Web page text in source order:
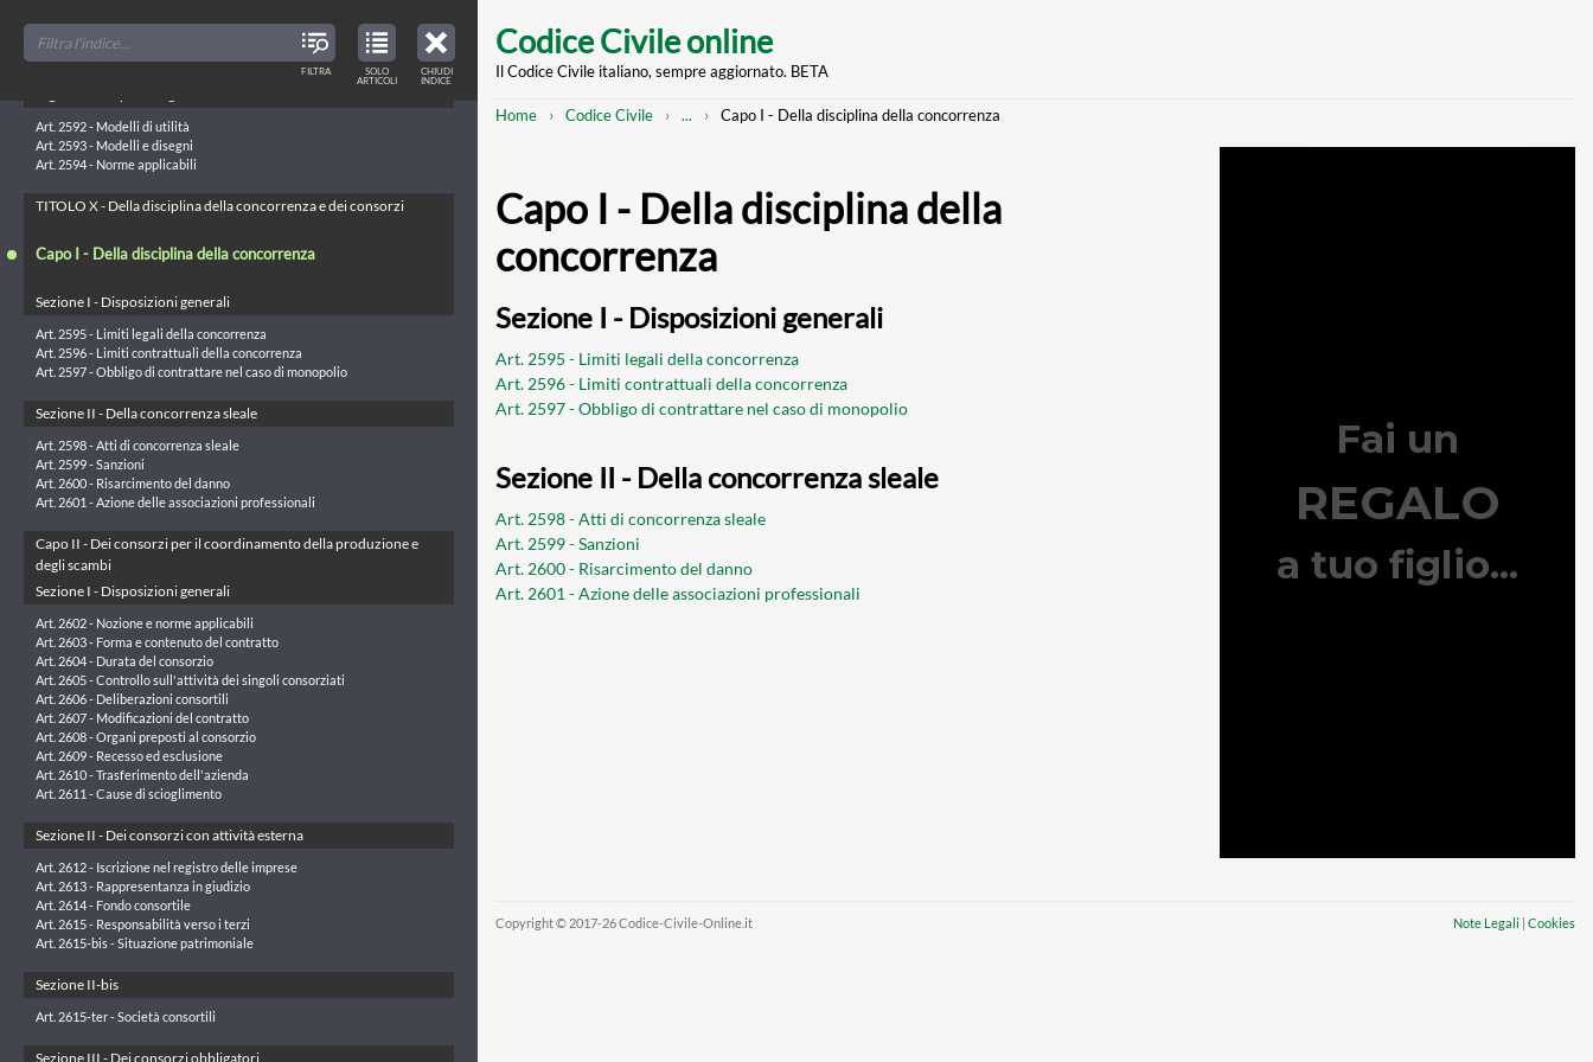
TABLE
OF
CONTENTS
CHIUDI
INDICE
main
Codice Civile online
Il Codice Civile italiano, sempre aggiornato. BETA
Breadcrumb
Home Codice Civile
Mostra
... Capo I - Della disciplina della concorrenza
Capo I - Della disciplina della
concorrenza
Sezione I - Disposizioni generali
Art. 2595 - Limiti legali della concorrenza
Art. 2596 - Limiti contrattuali della concorrenza
Art. 2597 - Obbligo di contrattare nel caso di monopolio
Sezione II - Della concorrenza sleale
Art. 2598 - Atti di concorrenza sleale
Art. 2599 - Sanzioni
Art. 2600 - Risarcimento del danno
Art. 2601 - Azione delle associazioni professionali
Copyright © 2017-26 Codice-Civile-Online.it Note Legali | Cookies
TOC
TITLES
FILTRA
VIEW
ONLY
ARTICLES
IN
OF
SOLO
ARTICOLI
Capo III - Del diritto di brevetto per modelli di utilità e di
Art. 2592 - Modelli di utilità
Art. 2593 - Modelli e disegni
Art. 2594 - Norme applicabili
TITOLO X - Della disciplina della concorrenza e dei consorzi
Capo I - Della disciplina della concorrenza
Sezione I - Disposizioni generali
Art. 2595 - Limiti legali della concorrenza
Art. 2596 - Limiti contrattuali della concorrenza
Art. 2597 - Obbligo di contrattare nel caso di monopolio
Sezione II - Della concorrenza sleale
Art. 2598 - Atti di concorrenza sleale
Art. 2599 - Sanzioni
Art. 2600 - Risarcimento del danno
Art. 2601 - Azione delle associazioni professionali
Capo II - Dei consorzi per il coordinamento della produzione e
degli scambi
Sezione I - Disposizioni generali
Art. 2602 - Nozione e norme applicabili
Art. 2603 - Forma e contenuto del contratto
Art. 2604 - Durata del consorzio
Art. 2605 - Controllo sull'attività dei singoli consorziati
Art. 2606 - Deliberazioni consortili
Art. 2607 - Modificazioni del contratto
Art. 2608 - Organi preposti al consorzio
Art. 2609 - Recesso ed esclusione
Art. 2610 - Trasferimento dell'azienda
Art. 2611 - Cause di scioglimento
Sezione II - Dei consorzi con attività esterna
Art. 2612 - Iscrizione nel registro delle imprese
Art. 2613 - Rappresentanza in giudizio
Art. 2614 - Fondo consortile
Art. 2615 - Responsabilità verso i terzi
Art. 2615-bis - Situazione patrimoniale
Sezione II-bis
Art. 2615-ter - Società consortili
Sezione III - Dei consorzi obbligatori